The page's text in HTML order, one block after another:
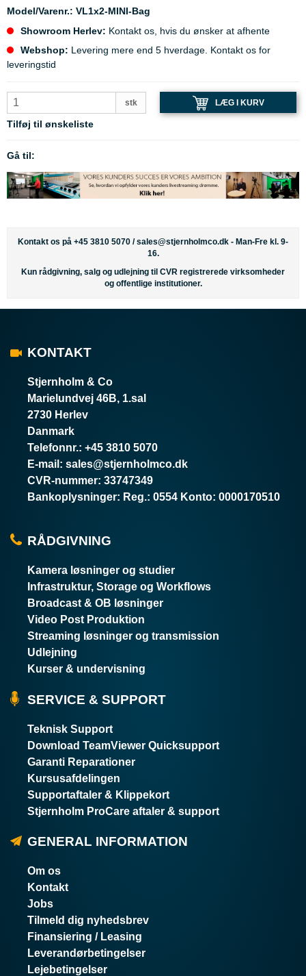
Model/Varenr.: VL1x2-MINI-Bag
Showroom Herlev: Kontakt os, hvis du ønsker at afhente
Webshop: Levering mere end 5 hverdage. Kontakt os for
leveringstid
stk LÆG I KURV
Tilføj til ønskeliste
Gå til:
Kontakt os på +45 3810 5070 /sales@stjernholmco.dk - Man-Fre kl. 9-
16.
Kun rådgivning, salg og udlejning til CVR registrerede virksomheder
og offentlige institutioner.
KONTAKT
Stjernholm & Co
Marielundvej 46B, 1.sal
2730 Herlev
Danmark
Telefonnr.: +45 3810 5070
E-mail : sales@stjernholmco.dk
CVR-nummer: 33747349
Bankoplysninger: Reg.: 0554 Konto: 0000170510
RÅDGIVNING
Kamera løsninger og studier
Infrastruktur, Storage og Workflows
Broadcast & OB løsninger
Video Post Produktion
Streaming løsninger og transmission
Udlejning
Kurser & undervisning
SERVICE & SUPPORT
Teknisk Support
Download TeamViewer Quicksupport
Garanti Reparationer
Kursusafdelingen
Supportaftaler & Klippekort
Stjernholm ProCare aftaler & support
GENERAL INFORMATION
Om os
Kontakt
Jobs
Tilmeld dig nyhedsbrev
Finansiering / Leasing
Leverandørbetingelser
Lejebetingelser